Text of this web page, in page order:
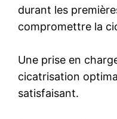
durant les
compromettre la
Une prise en
cicatrisation
satisfaisant.